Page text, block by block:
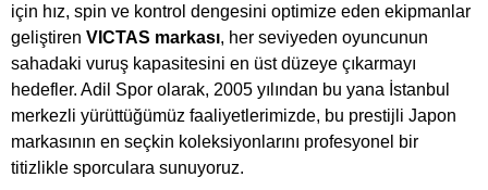
için hız, spin ve kontrol dengesini optimize eden ekipmanlar
geliştiren VICTAS markası, her seviyeden oyuncunun
sahadaki vuruş kapasitesini en üst düzeye çıkarmayı
hedefler. Adil Spor olarak, 2005 yılından bu yana İstanbul
merkezli yürüttüğümüz faaliyetlerimizde, bu prestijli Japon
markasının en seçkin koleksiyonlarını profesyonel bir
titizlikle sporculara sunuyoruz.